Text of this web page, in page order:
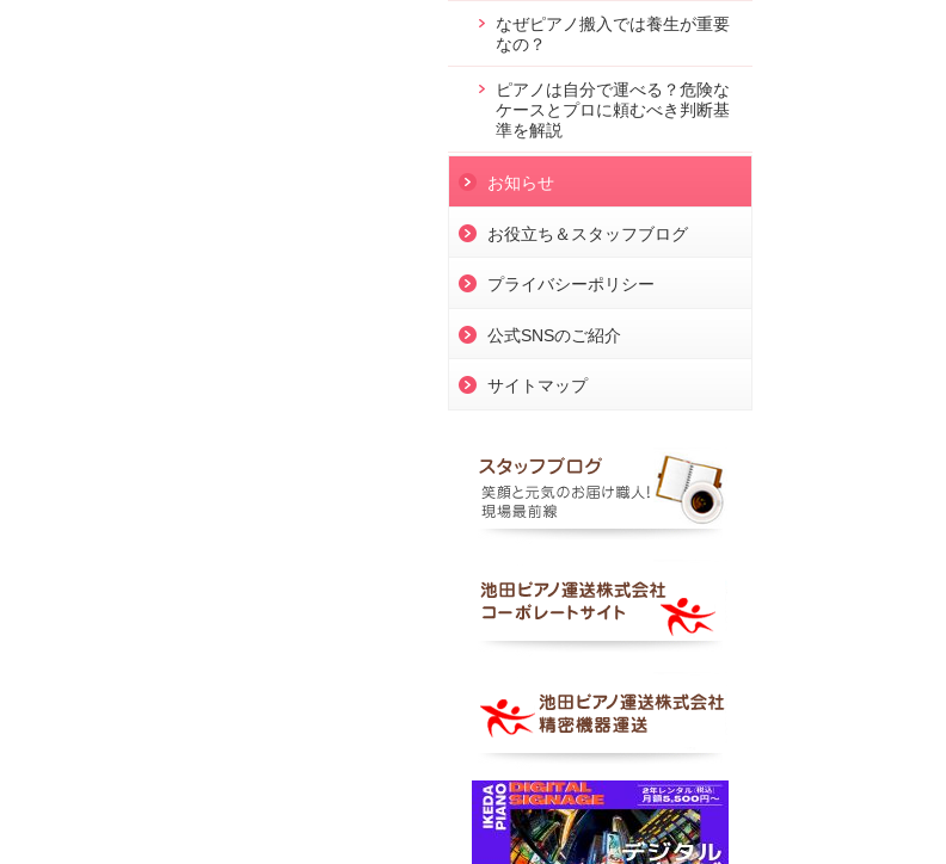
なぜピアノ搬入では養生が重要
なの？
ピアノは自分で運べる？危険な
ケースとプロに頼むべき判断基
準を解説
お知らせ
お役立ち＆スタッフブログ
プライバシーポリシー
公式SNSのご紹介
サイトマップ